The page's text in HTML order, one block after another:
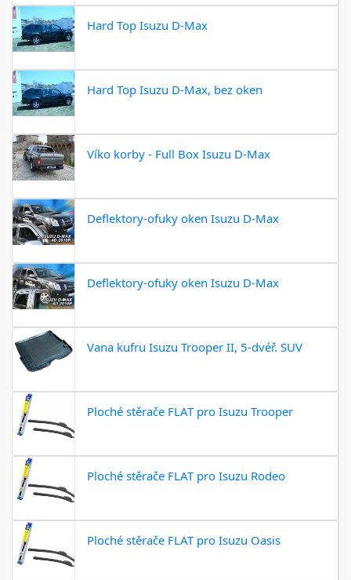
Hard Top Isuzu D-Max
Hard Top Isuzu D-Max, bez oken
Víko korby - Full Box Isuzu D-Max
Deflektory-ofuky oken Isuzu D-Max
Deflektory-ofuky oken Isuzu D-Max
Vana kufru Isuzu Trooper II, 5-dvéř. SUV
Ploché stěrače FLAT pro Isuzu Trooper
Ploché stěrače FLAT pro Isuzu Rodeo
Ploché stěrače FLAT pro Isuzu Oasis